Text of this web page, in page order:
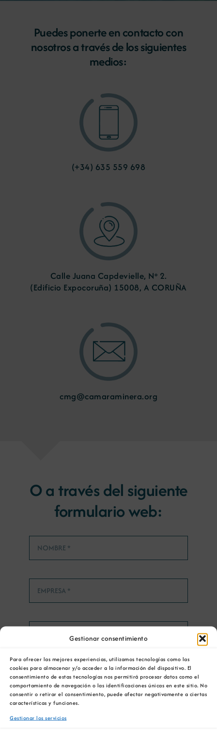
Gestionar consentimiento
Para ofrecer las mejores experiencias, utilizamos tecnologías como las
cookies para almacenar y/o acceder a la información del dispositivo. El
consentimiento de estas tecnologías nos permitirá procesar datos como el
comportamiento de navegación o las identificaciones únicas en este sitio. No
consentir o retirar el consentimiento, puede afectar negativamente a ciertas
características y funciones.
Gestionar los servicios
NoticiasPuedes ponerte en contacto con
nosotros a través de los siguientes
medios:
(+34) 635 559 698
Calle Juana Capdevielle, Nº 2.
(Edificio Expocoruña) 15008, A CORUÑA
cmg@camaraminera.org
O a través del siguiente
formulario web: